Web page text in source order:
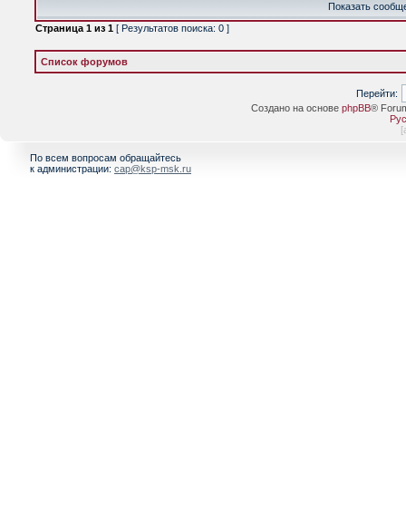
Показать
Страница 1 из 1 [ Результатов поиска: 0 ]
Список форумов
Перейти:
Создано на основе phpBB®
[
По всем вопросам обращайтесь
к администрации: cap@ksp-msk.ru